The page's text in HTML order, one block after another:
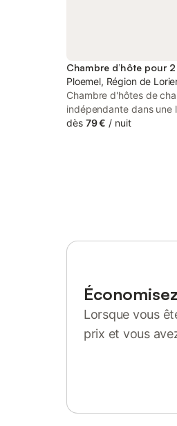
Ploemel, Région de
Chambre d'hôtes de
indépendante dans une
coin cuisine, son jardin,
dès 79 € / nuit
Lorsque vous
prix et vous